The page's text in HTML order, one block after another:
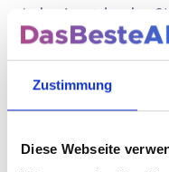
Zustimmung
Diese Webseite
Jeder Ausgabe der
bei − randvoll mit
nirgendwo sonst
Video-Tutorials und
werden Sie Schritt